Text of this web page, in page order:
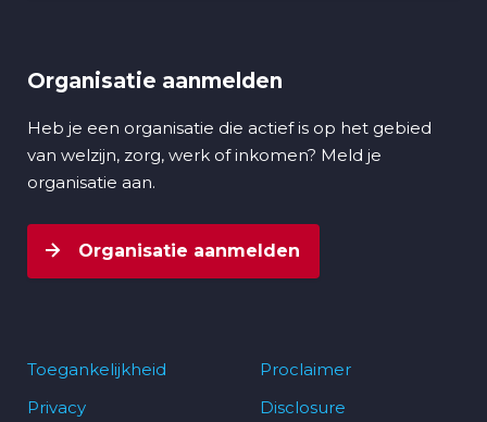
Organisatie aanmelden
Heb je een organisatie die actief is op het gebied
van welzijn, zorg, werk of inkomen? Meld je
organisatie aan.
Organisatie aanmelden
Toegankelijkheid
Privacy
Proclaimer
Disclosure